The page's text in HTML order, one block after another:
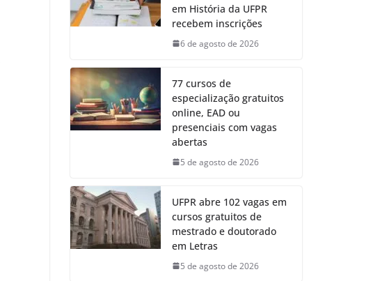
em História da UFPR
recebem inscrições
6 de agosto de 2026
77 cursos de
especialização gratuitos
online, EAD ou
presenciais com vagas
abertas
5 de agosto de 2026
UFPR abre 102 vagas em
cursos gratuitos de
mestrado e doutorado
em Letras
5 de agosto de 2026